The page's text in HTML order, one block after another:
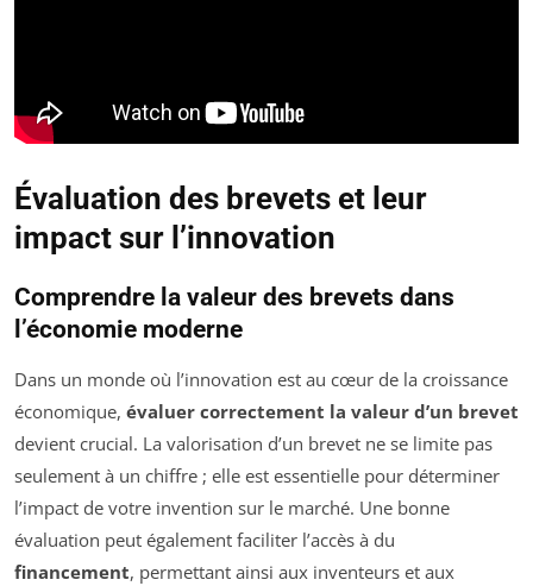
Évaluation des brevets et leur
impact sur l’innovation
Comprendre la valeur des brevets dans
l’économie moderne
Dans un monde où l’innovation est au cœur de la croissance
économique, évaluer correctement la valeur d’un brevet
devient crucial. La valorisation d’un brevet ne se limite pas
seulement à un chiffre ; elle est essentielle pour déterminer
l’impact de votre invention sur le marché. Une bonne
évaluation peut également faciliter l’accès à du
financement, permettant ainsi aux inventeurs et aux